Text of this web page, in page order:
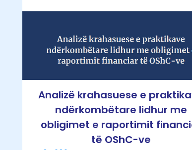
Analizë krahasuese e
ndërkombëtare lidhur me
obligimet e raportimit
të OShC-ve